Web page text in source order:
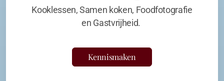
Kooklessen, Samen koken, Foodfotografie
en Gastvrijheid.
Kennismaken